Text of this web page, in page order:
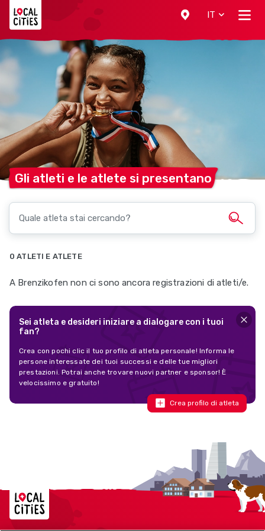
IT
Gli atleti e le atlete si presentano
0 ATLETI E ATLETE
A Brenzikofen non ci sono ancora registrazioni di atleti/e.
Sei atleta e desideri iniziare a dialogare con i tuoi
fan?
Crea con pochi clic il tuo profilo di atleta personale! Informa le
persone interessate dei tuoi successi e delle tue migliori
prestazioni. Potrai anche trovare nuovi partner e sponsor! È
velocissimo e gratuito!
Crea profilo di atleta
Localcities